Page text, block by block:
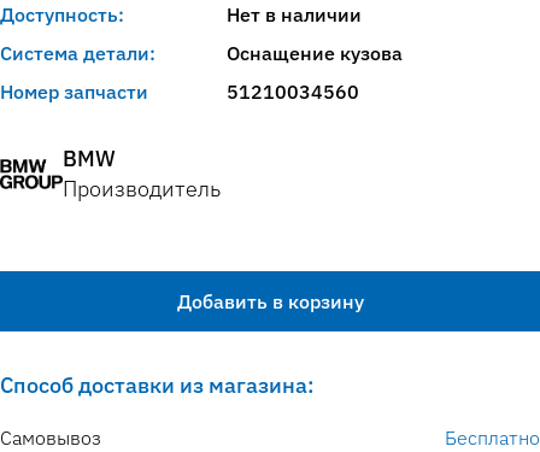
Доступность:
Нет в наличии
Система детали:
Оснащение кузова
Номер запчасти
51210034560
BMW
Производитель
Добавить в корзину
Способ доставки из магазина:
Самовывоз
Бесплатно